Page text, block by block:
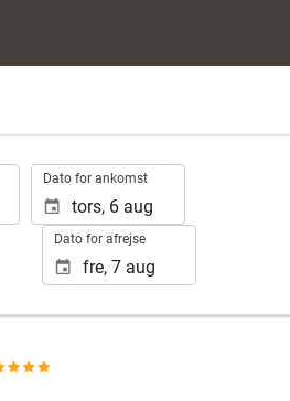
Dato for ankomst
Dato for afrejse